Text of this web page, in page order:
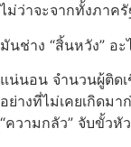
ไม่ว่าจะจากทั้งภาค
มันช่าง “สิ้นหวัง” อ
แน่นอน จำนวนผู้ติด
อย่างที่ไม่เคยเกิดม
“ความกลัว” จับขั้วหั